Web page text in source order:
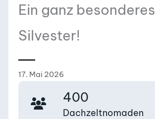
Ein ganz besonderes
Silvester!
17. Mai 2026
400
Dachzeltnomaden